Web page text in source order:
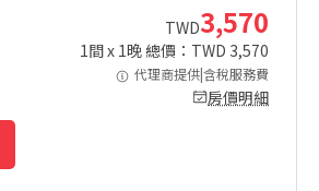
TWD3,570
1間 x 1晚 總價：TWD 3,570
代理商提供|含稅服務費
房價明細